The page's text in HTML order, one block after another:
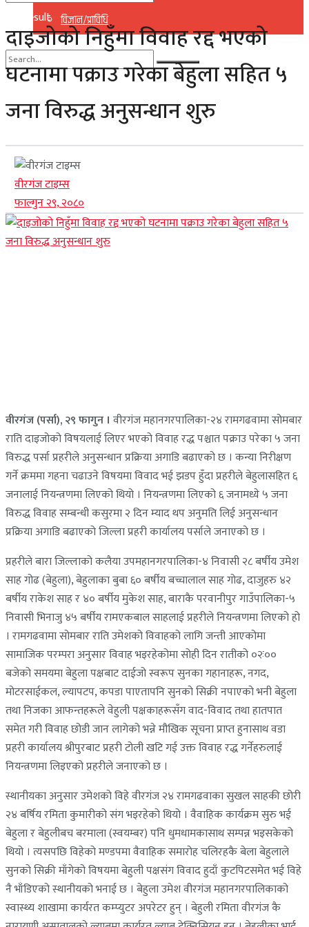
विज्ञान/प्राविधि
No Result
View All Result
No Result
View All Result
दाइजोको निहुँमा विवाह रद्द भएको
घटनामा पक्राउ गरेका बेहुला सहित ५
जना विरुद्ध अनुसन्धान शुरु
वीरगंज टाइम्स
फाल्गुन २९, २०८०
वीरगंज (पर्सा), २९ फागुन । वीरगंज महानगरपालिका-२४ रामगढवामा सोमबार
राति दाइजोको विषयलाई लिएर भएको विवाह रद्ध पश्चात पक्राउ परेका ५ जना
विरुद्ध पर्सा प्रहरीले अनुसन्धान प्रक्रिया अगाडि बढाएको छ । कन्या निरीक्षण
गर्ने क्रममा गहना चढाउने विषयमा विवाद भई झडप हुँदा प्रहरीले बेहुलासहित ६
जनालाई नियन्त्रणमा लिएको थियो । नियन्त्रणमा लिएको ६ जनामध्ये ५ जना
विरुद्ध विवाह सम्बन्धी कसुरमा २ दिन म्याद थप अनुमति लिई अनुसन्धान
प्रक्रिया अगाडि बढाएको जिल्ला प्रहरी कार्यालय पर्साले जनाएको छ ।
प्रहरीले बारा जिल्लाको कलैया उपमहानगरपालिका-४ निवासी २८ बर्षीय उमेश
साह गोढ (बेहुला), बेहुलाका बुबा ६० बर्षीय बच्चालाल साह गोढ, दाजुहरु ४२
बर्षीय राकेश साह र ४० बर्षीय मुकेश साह, बाराकै परवानीपुर गाउँपालिका-५
निवासी भिनाजु ४५ बर्षीय रामएकबाल साहलाई प्रहरीले नियन्त्रणमा लिएको हो
। रामगढवामा सोमबार राति उमेशको विवाहको लागि जन्ती आएकोमा
सामाजिक परम्परा अनुसार विवाह भइरहेकोमा सोही दिन रातीको ०२ः००
बजेको समयमा बेहुला पक्षबाट दाईजो स्वरूप सुनका गहानाहरू, नगद,
मोटरसाईकल, ल्यापटप, कपडा पाएतापनि सुनको सिक्री नपाएको भनी बेहुला
तथा निजका आफन्तहरूले वेहुली पक्षकाहरूसँग वाद-विवाद तथा हातपात
समेत गरी विवाह छोडी जान लागेको भन्ने मौखिक सूचना प्राप्त हुनासाथ वडा
प्रहरी कार्यालय श्रीपुरबाट प्रहरी टोली खटि गई उक्त विवाह रद्ध गर्नेहरुलाई
नियन्त्रणमा लिइएको प्रहरीले जनाएको छ ।
स्थानीयका अनुसार उमेशको विहे वीरगंज २४ रामगढवाका सुखल साहकी छोरी
२४ बर्षिय रमिता कुमारीको संग भइरहेको थियो । वैवाहिक कार्यक्रम सुरु भई
बेहुला र बेहुलीबच बरमाला (स्वयम्बर) पनि धुमधामकासाथ सम्पन्न भइसकेको
थियो । त्यसपछि विहेको मण्डपमा वैवाहिक समारोह चलिरहकै बेला बेहुलाले
सुनको सिक्री माँगेको विषयमा बेहुली पक्षसंग विवाद हुदाँ कुटपिटसमेत भई विहे
नै भाँडिएको स्थानीयको भनाई छ । बेहुला उमेश वीरगंज महानगरपालिकाको
स्वास्थ्य शाखामा कार्यरत कम्प्युटर अपरेटर हुन् । बेहुली रमिता वीरगंज कै